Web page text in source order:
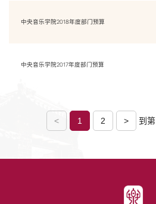
中央音乐学院2018年度部门预算
中央音乐学院2017年度部门预算
< 1 2 > 到第